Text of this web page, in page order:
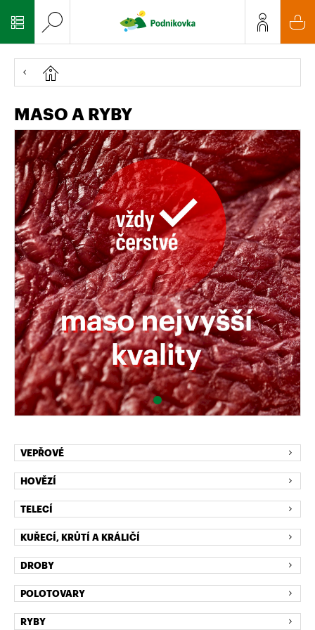
MASO A RYBY
VEPŘOVÉ
HOVĚZÍ
TELECÍ
KUŘECÍ, KRŮTÍ A KRÁLIČÍ
DROBY
POLOTOVARY
RYBY